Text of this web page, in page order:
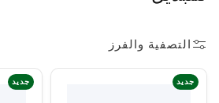
و
ع
ة
التصفية والفرز
جديد جديد